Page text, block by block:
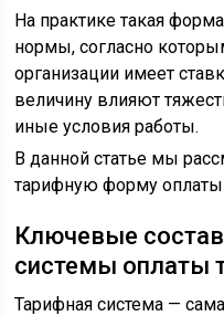
На практике такая
нормы, согласно
организации имеет
величину влияют
иные условия работы.
В данной статье мы
тарифную форму оплаты
Ключевые
системы оплаты
Тарифная система —